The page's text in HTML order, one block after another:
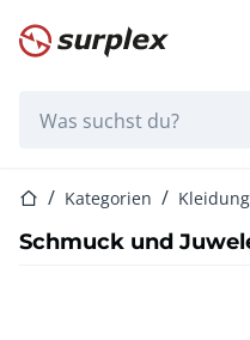
Startseite
StartseiteKategorien
Schmuck und